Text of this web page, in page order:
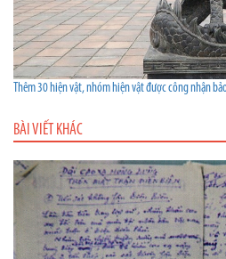
Thêm 30 hiện vật, nhóm hiện vật được công nhận
BÀI VIẾT KHÁC